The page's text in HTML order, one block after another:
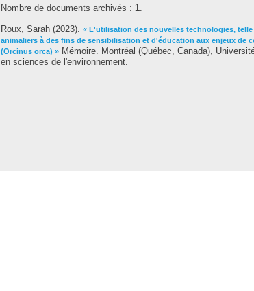
Nombre de documents archivés : 1.
Roux, Sarah (2023). « L'utilisation des nouvelles technologies,
animaliers à des fins de sensibilisation et d'éducation aux enjeux de
(Orcinus orca) » Mémoire. Montréal (Québec, Canada),
en sciences de l'environnement.